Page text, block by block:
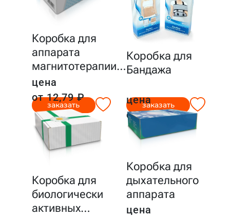
Коробка для
аппарата
магнитотерапии…
цена
от 12,79 ₽
заказать
Коробка для
Бандажа
цена
от 22,64 ₽
заказать
Коробка для
биологически
активных…
Коробка для
дыхательного
аппарата
цена